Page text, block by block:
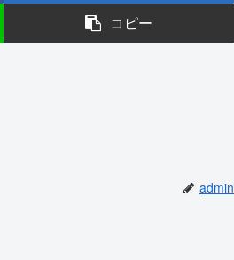
コピー
admin